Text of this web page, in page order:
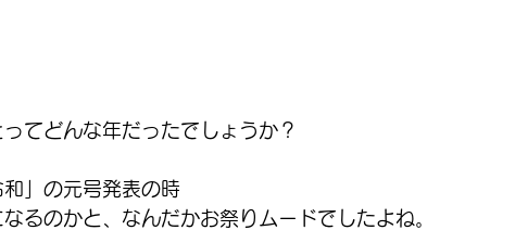
てどんな年だったでしょうか？
」の元号発表の時
るのかと、なんだかお祭りムードでしたよね。